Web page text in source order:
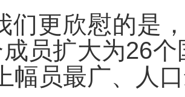
们更欣慰的是
员扩大为26个
幅员最广、人